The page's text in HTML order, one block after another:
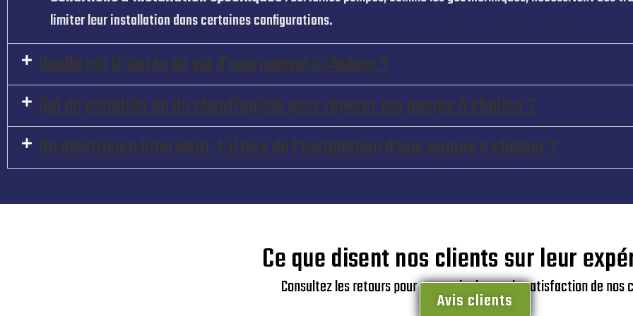
limiter leur installation dans certaines configurations.
Quelle est la durée de vie d'une pompe à chaleur ?
Qui du plombier ou du chauffagiste pour réparer ma pompe à chaleur ?
Un électricien intervient t-il lors de l'installation d'une pompe à chaleur ?
Ce que disent nos clients sur leur
Consultez les retours pour en savoir plus sur la satisfaction de nos
Avis clients